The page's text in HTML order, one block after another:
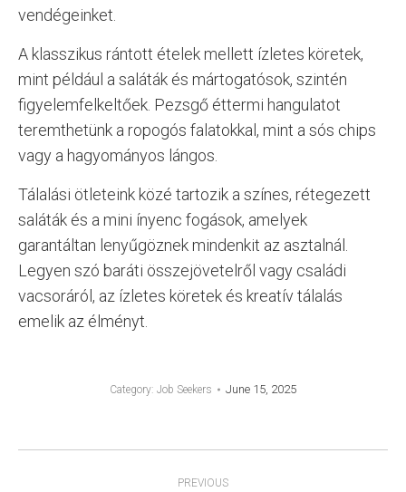
vendégeinket.
A klasszikus rántott ételek mellett ízletes köretek,
mint például a saláták és mártogatósok, szintén
figyelemfelkeltőek. Pezsgő éttermi hangulatot
teremthetünk a ropogós falatokkal, mint a sós chips
vagy a hagyományos lángos.
Tálalási ötleteink közé tartozik a színes, rétegezett
saláták és a mini ínyenc fogások, amelyek
garantáltan lenyűgöznek mindenkit az asztalnál.
Legyen szó baráti összejövetelről vagy családi
vacsoráról, az ízletes köretek és kreatív tálalás
emelik az élményt.
Category: Job Seekers June 15, 2025
PREVIOUS